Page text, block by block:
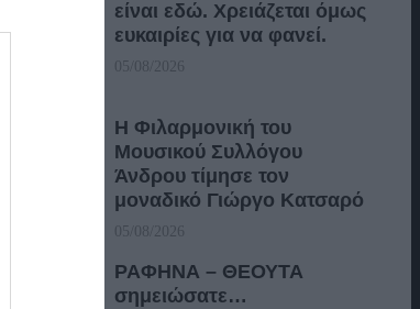
είναι εδώ. Χρειάζεται όμως
ευκαιρίες για να φανεί.
05/08/2026
Η Φιλαρμονική του
Μουσικού Συλλόγου
Άνδρου τίμησε τον
μοναδικό Γιώργο Κατσαρό
05/08/2026
ΡΑΦΗΝΑ – ΘΕΟΥΤΑ
σημειώσατε…